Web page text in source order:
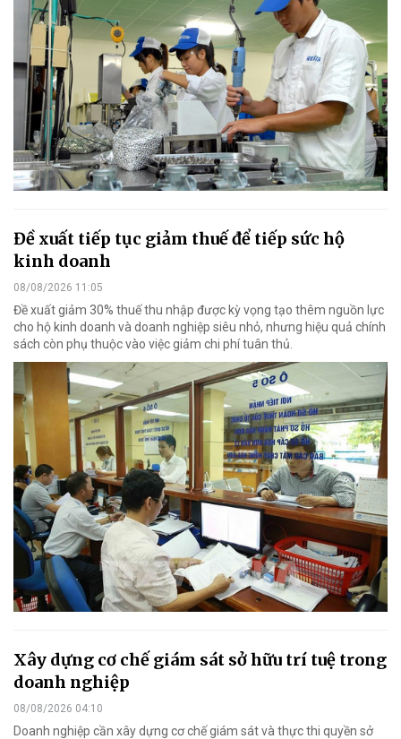
Đề xuất tiếp tục giảm thuế để tiếp sức hộ
kinh doanh
08/08/2026 11:05
Đề xuất giảm 30% thuế thu nhập được kỳ vọng tạo thêm nguồn lực
cho hộ kinh doanh và doanh nghiệp siêu nhỏ, nhưng hiệu quả chính
sách còn phụ thuộc vào việc giảm chi phí tuân thủ.
Xây dựng cơ chế giám sát sở hữu trí tuệ trong
doanh nghiệp
08/08/2026 04:10
Doanh nghiệp cần xây dựng cơ chế giám sát và thực thi quyền sở